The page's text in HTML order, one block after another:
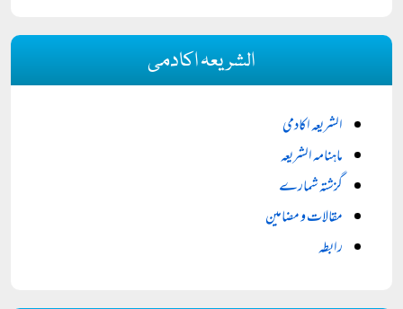
الشریعہ اکادمی
الشریعہ اکادمی
ماہنامہ الشریعہ
گزشتہ شمارے
مقالات و مضامین
رابطہ